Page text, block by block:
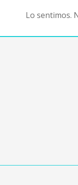
Lo sentimos.